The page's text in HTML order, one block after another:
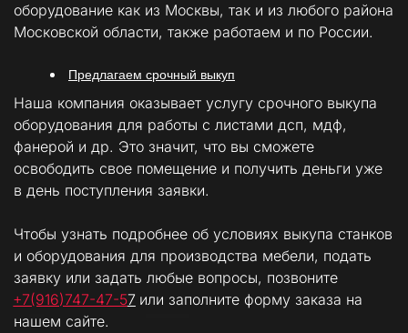
оборудование как из Москвы, так и из любого района
Московской области, также работаем и по России.
Предлагаем срочный выкуп
Наша компания оказывает услугу срочного выкупа
оборудования для работы с листами дсп, мдф,
фанерой и др. Это значит, что вы сможете
освободить свое помещение и получить деньги уже
в день поступления заявки.
Чтобы узнать подробнее об условиях выкупа станков
и оборудования для производства мебели, подать
+7(916)747-47-57 или заполните форму заказа на
нашем сайте.